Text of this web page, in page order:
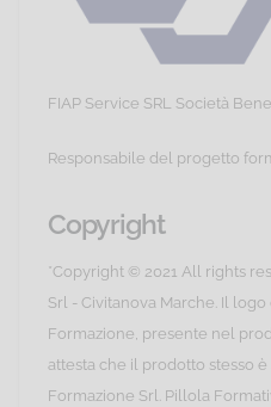
FIAP Service SRL Società
Responsabile del progetto
Copyright
*Copyright © 2021 All rights
Srl - Civitanova Marche. Il
Formazione, presente nel
attesta che il prodotto stesso
Formazione Srl. Pillola